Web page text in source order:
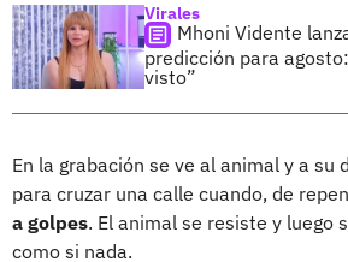
Virales
Mhoni Vidente
predicción para
visto”
En la grabación se ve al animal y a su
para cruzar una calle cuando, de
a golpes. El animal se resiste y luego
como si nada.